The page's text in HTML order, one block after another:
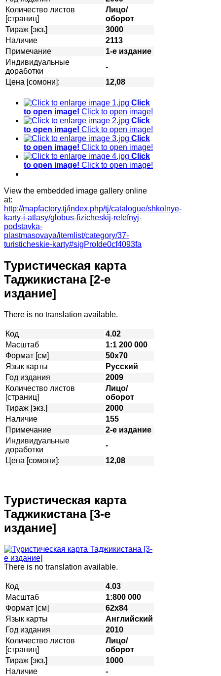
Количество листов
[страниц]
Лицо/
оборот
Тираж [экз.]
3000
Наличие
2113
Примечание
1-е издание
Индивидуальные
доработки
-
Цена [сомони]:
12,08
Click
to open image! Click to open image!
Click
to open image! Click to open image!
Click
to open image! Click to open image!
Click
to open image! Click to open image!
View the embedded image gallery online
at:
http://mapfactory.tj/index.php/tj/catalogue/shkolnye-
karty-i-atlasy/globus-fizicheskij-relefnyj-
podstavka-
plastmasovaya/itemlist/category/37-
turisticheskie-karty#sigProIde0cf4093fa
Туристическая карта
Таджикистана [2-е
издание]
There is no translation available.
Код
4.02
Масштаб
1:1 200 000
Формат [см]
50х70
Язык карты
Русский
Год издания
2009
Количество листов
[страниц]
Лицо/
оборот
Тираж [экз.]
2000
Наличие
155
Примечание
2-е издание
Индивидуальные
доработки
-
Цена [сомони]:
12,08
Туристическая карта
Таджикистана [3-е
издание]
There is no translation available.
Код
4.03
Масштаб
1:800 000
Формат [см]
62х84
Язык карты
Английский
Год издания
2010
Количество листов
[страниц]
Лицо/
оборот
Тираж [экз.]
1000
Наличие
-